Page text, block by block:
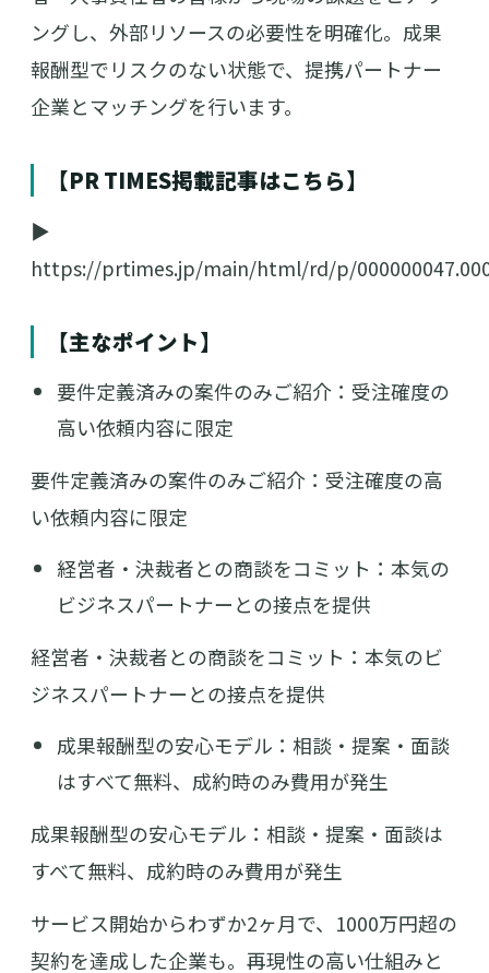
ングし、外部リソースの必要性を明確化。成果
報酬型でリスクのない状態で、提携パートナー
企業とマッチングを行います。
【PR TIMES掲載記事はこちら】
▶
https://prtimes.jp/main/html/rd/p/
【主なポイント】
要件定義済みの案件のみご紹介：受注確度の
高い依頼内容に限定
要件定義済みの案件のみご紹介：受注確度の高
い依頼内容に限定
経営者・決裁者との商談をコミット：本気の
ビジネスパートナーとの接点を提供
経営者・決裁者との商談をコミット：本気のビ
ジネスパートナーとの接点を提供
成果報酬型の安心モデル：相談・提案・面談
はすべて無料、成約時のみ費用が発生
成果報酬型の安心モデル：相談・提案・面談は
すべて無料、成約時のみ費用が発生
サービス開始からわずか2ヶ月で、1000万円超の
契約を達成した企業も。再現性の高い仕組みと